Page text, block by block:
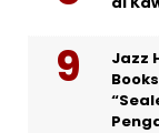
Jazz